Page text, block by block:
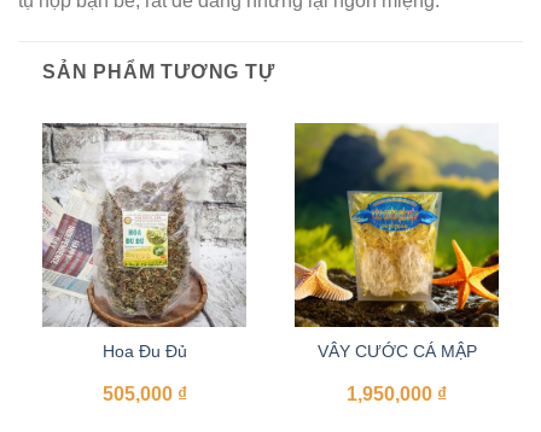
SẢN PHẨM TƯƠNG TỰ
Hoa Đu Đủ
505,000 ₫
VÂY CƯỚC CÁ MẬP
1,950,000 ₫